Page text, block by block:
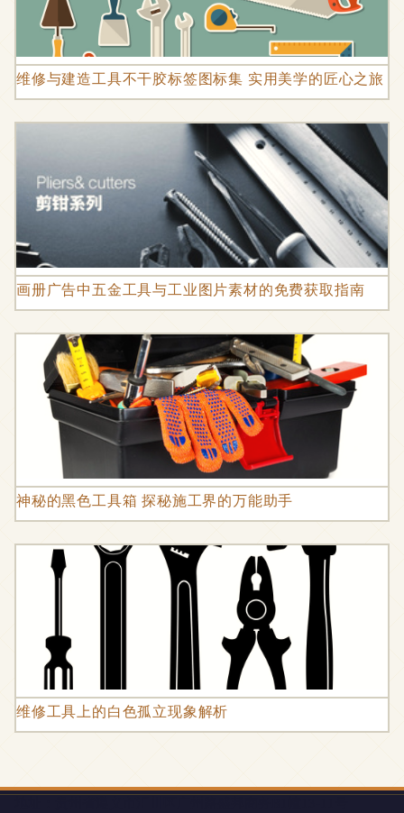
维修与建造工具不干胶标签图标集 实用美学的匠心之旅
画册广告中五金工具与工业图片素材的免费获取指南
神秘的黑色工具箱 探秘施工界的万能助手
维修工具上的白色孤立现象解析